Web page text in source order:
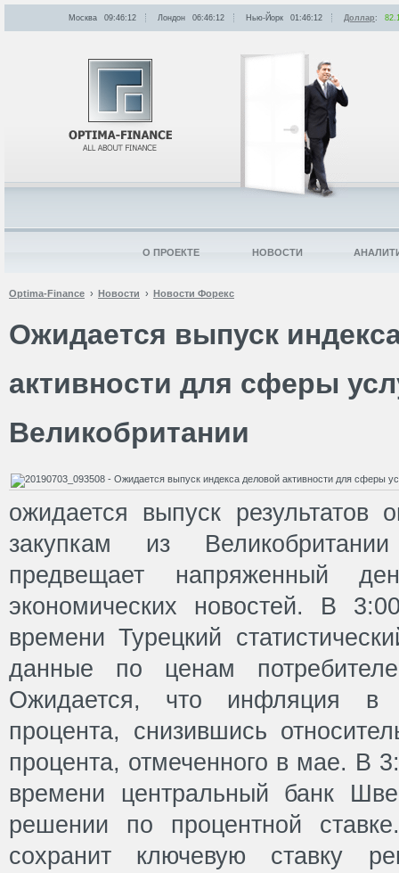
Optima-Finance Новости Новости Форекс
Ожидается выпуск
активности для сферы
Великобритании
ожидается выпуск результатов
закупкам из
предвещает напряженный
экономических новостей. В
времени Турецкий
данные по ценам
Ожидается, что инфляция в
процента, снизившись
процента, отмеченного в мае. В
времени центральный банк
решении по процентной
сохранит ключевую ставку
Москва 09:46:12 Лондон 06:46:12 Нью-Йорк 01:46:12 Доллар:
О ПРОЕКТЕ НОВОСТИ